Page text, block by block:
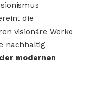
die
visionäre Werke
nachhaltig
modernen